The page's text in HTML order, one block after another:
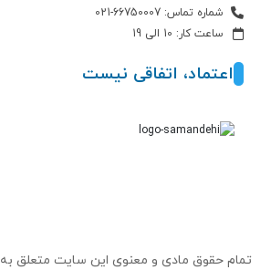
شماره تماس: 66750007-021
ساعت کار: 10 الی 19
اعتماد، اتفاقی نیست
تمام حقوق مادی و معنوی این سایت متعلق به